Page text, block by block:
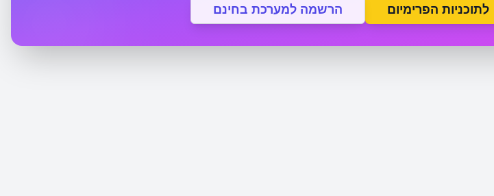
לתוכניות הפרימיום הרשמה למערכת בחינם